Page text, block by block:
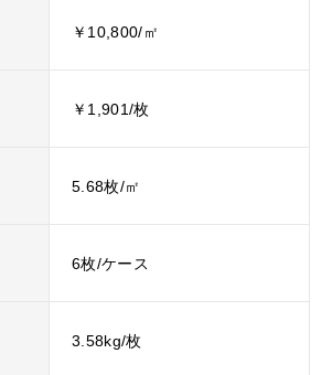
￥10,800/㎡
￥1,901/枚
5.68枚/㎡
6枚/ケース
3.58kg/枚